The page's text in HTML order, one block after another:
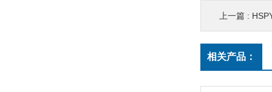
上一篇 :
相关产品：